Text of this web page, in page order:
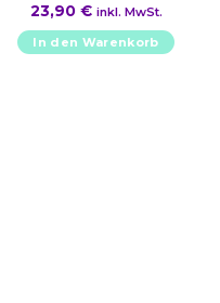
23,90 € inkl. MwSt.
In den Warenkorb